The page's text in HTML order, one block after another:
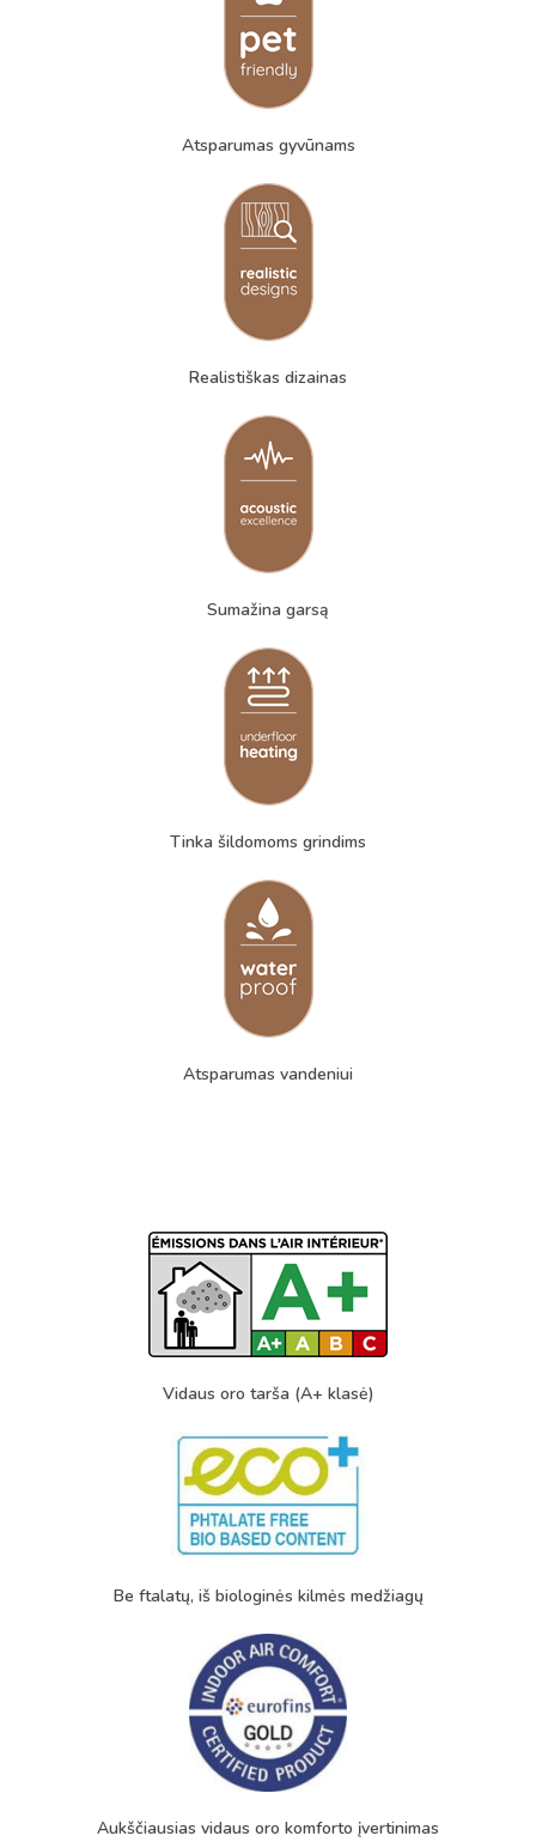
Atsparumas gyvūnams
Realistiškas dizainas
Sumažina garsą
Tinka šildomoms grindims
Atsparumas vandeniui
Vidaus oro tarša (A+ klasė)
Be ftalatų, iš biologinės kilmės medžiagų
Aukščiausias vidaus oro komforto įvertinimas